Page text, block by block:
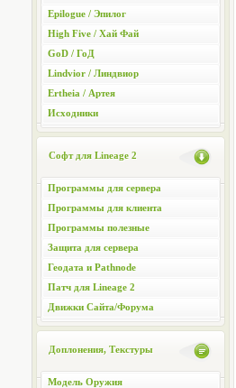
Epilogue / Эпилог
High Five / Хай Фай
GoD / ГоД
Lindvior / Линдвиор
Ertheia / Артея
Исходники
Софт для Lineage 2
Программы для сервера
Программы для клиента
Программы полезные
Защита для сервера
Геодата и Pathnode
Патч для Lineage 2
Движки Сайта/Форума
Доплонения, Текстуры
Модель Оружия